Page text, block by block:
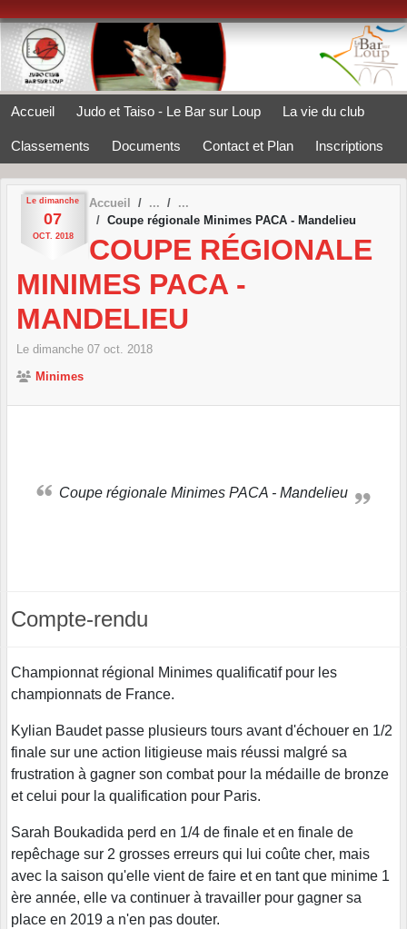
Accueil Judo et Taiso - Le Bar sur Loup La vie du club
Classements Documents Contact et Plan Inscriptions
Le dimanche
07
OCT. 2018
Accueil
Coupe régionale Minimes PACA - Mandelieu
COUPE RÉGIONALE
MINIMES PACA -
MANDELIEU
Le dimanche 07 oct. 2018
Minimes
Coupe régionale Minimes PACA - Mandelieu
Compte-rendu
Championnat régional Minimes qualificatif pour les
championnats de France.
Kylian Baudet passe plusieurs tours avant d'échouer en 1/2
finale sur une action litigieuse mais réussi malgré sa
frustration à gagner son combat pour la médaille de bronze
et celui pour la qualification pour Paris.
Sarah Boukadida perd en 1/4 de finale et en finale de
repêchage sur 2 grosses erreurs qui lui coûte cher, mais
avec la saison qu'elle vient de faire et en tant que minime 1
ère année, elle va continuer à travailler pour gagner sa
place en 2019 a n'en pas douter.